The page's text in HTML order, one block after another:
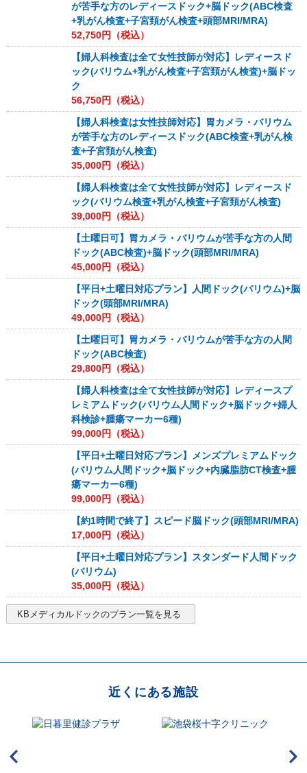
が苦手な方のレディースドック+脳ドック(ABC検査
+乳がん検査+子宮頚がん検査+頭部MRI/MRA)
52,750円（税込）
【婦人科検査は全て女性技師が対応】レディースド
ック(バリウム+乳がん検査+子宮頚がん検査)+脳ドッ
ク
56,750円（税込）
【婦人科検査は女性技師対応】胃カメラ・バリウム
が苦手な方のレディースドック(ABC検査+乳がん検
査+子宮頚がん検査)
35,000円（税込）
【婦人科検査は全て女性技師が対応】レディースド
ック(バリウム検査+乳がん検査+子宮頚がん検査)
39,000円（税込）
【土曜日可】胃カメラ・バリウムが苦手な方の人間
ドック(ABC検査)+脳ドック(頭部MRI/MRA)
45,000円（税込）
【平日+土曜日対応プラン】人間ドック(バリウム)+脳
ドック(頭部MRI/MRA)
49,000円（税込）
【土曜日可】胃カメラ・バリウムが苦手な方の人間
ドック(ABC検査)
29,800円（税込）
【婦人科検査は全て女性技師が対応】レディースプ
レミアムドック(バリウム人間ドック+脳ドック+婦人
科検診+腫瘍マーカー6種)
99,000円（税込）
【平日+土曜日対応プラン】メンズプレミアムドック
(バリウム人間ドック+脳ドック+内臓脂肪CT検査+腫
瘍マーカー6種)
99,000円（税込）
【約1時間で終了】スピード脳ドック(頭部MRI/MRA)
17,000円（税込）
【平日+土曜日対応プラン】スタンダード人間ドック
(バリウム)
35,000円（税込）
KBメディカルドックのプラン一覧を見る
近くにある施設